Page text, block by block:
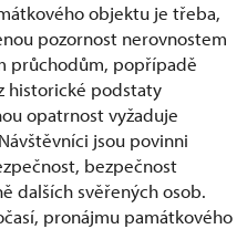
objektu je třeba,
pozornost nerovnostem
průchodům, popřípadě
historické podstaty
opatrnost vyžaduje
jsou povinni
bezpečnost
dalších svěřených osob.
pronájmu památkového